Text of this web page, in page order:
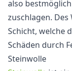
also
zuschlagen.
Schicht, welche
Schäden durch
Steinwolle